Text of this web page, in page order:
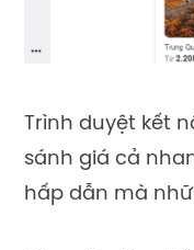
Trình duyệt kết
sánh giá cả
hấp dẫn mà